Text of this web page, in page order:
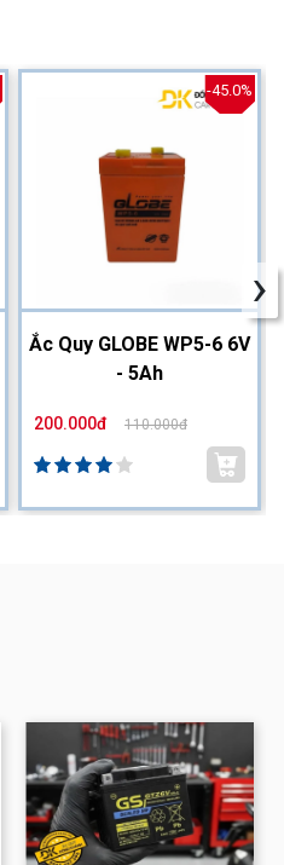
-45.0%
Ắc Quy GLOBE WP5-6 6V
- 5Ah
200.000đ 110.000đ
›